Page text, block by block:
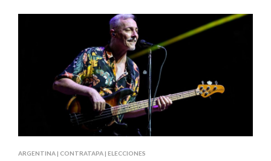
ARGENTINA| CONTRATAPA| ELECCIONES